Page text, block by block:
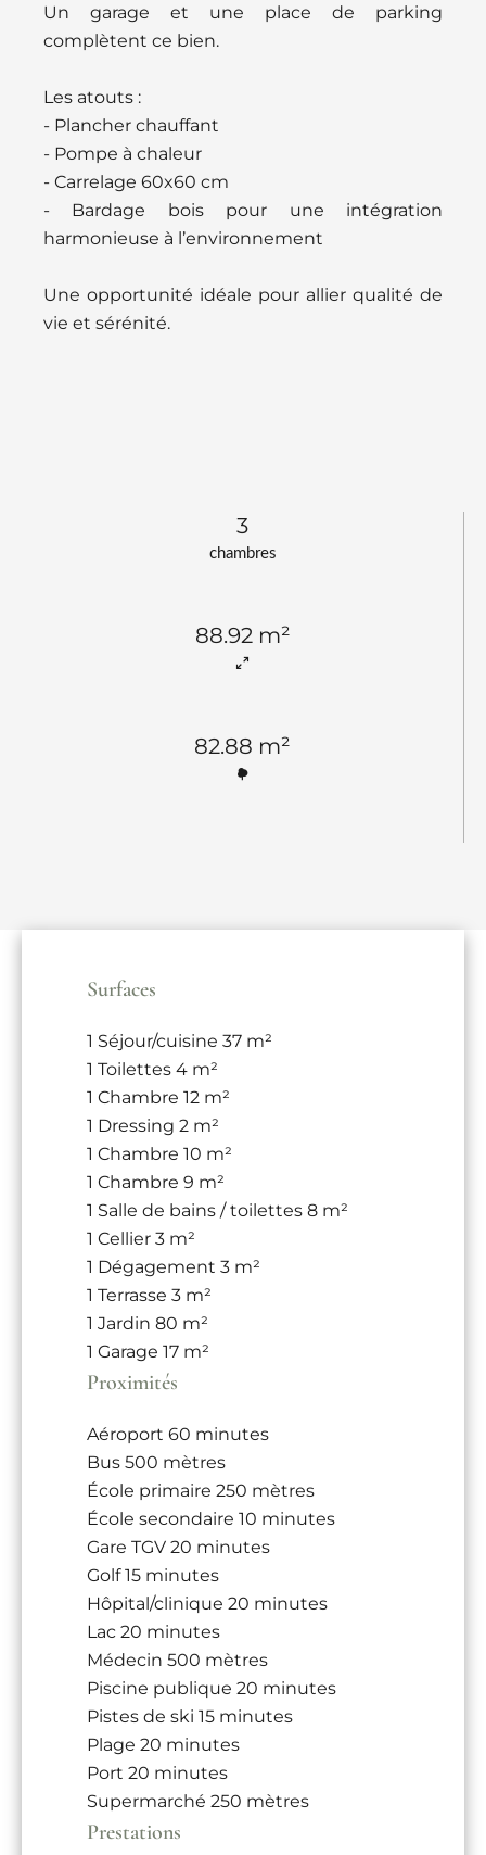
chambres
3
88.92 m²
82.88 m²
Un garage et une place de parking
complètent ce bien.
Les atouts :
- Plancher chauffant
- Pompe à chaleur
- Carrelage 60x60 cm
- Bardage bois pour une intégration
harmonieuse à l’environnement
Une opportunité idéale pour allier qualité de
vie et sérénité.
Surfaces
1 Séjour/cuisine 37 m²
1 Toilettes 4 m²
1 Chambre 12 m²
1 Dressing 2 m²
1 Chambre 10 m²
1 Chambre 9 m²
1 Salle de bains / toilettes 8 m²
1 Cellier 3 m²
1 Dégagement 3 m²
1 Terrasse 3 m²
1 Jardin 80 m²
1 Garage 17 m²
Proximités
Aéroport 60 minutes
Bus 500 mètres
École primaire 250 mètres
École secondaire 10 minutes
Gare TGV 20 minutes
Golf15 minutes
Hôpital/clinique 20 minutes
Lac 20 minutes
Médecin 500 mètres
Piscine publique 20 minutes
Pistes de ski 15 minutes
Plage 20 minutes
Port 20 minutes
Supermarché 250 mètres
Prestations